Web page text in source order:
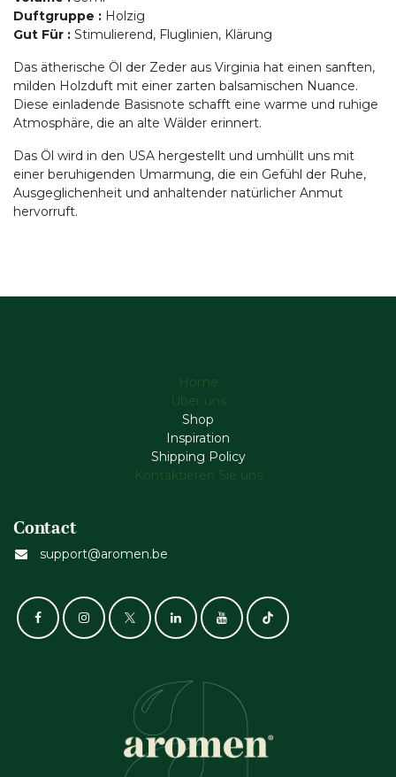
Duftgruppe : Holzig
Gut Für : Stimulierend, Fluglinien, Klärung
Das ätherische Öl der Zeder aus Virginia hat einen sanften,
milden Holzduft mit einer zarten balsamischen Nuance.
Diese einladende Basisnote schafft eine warme und ruhige
Atmosphäre, die an alte Wälder erinnert.
Das Öl wird in den USA hergestellt und umhüllt uns mit
einer beruhigenden Umarmung, die ein Gefühl der Ruhe,
Ausgeglichenheit und anhaltender natürlicher Anmut
hervorruft.
Home
Über uns
Shop
Inspiration
Shipping Policy
Kontaktieren Sie uns
Contact
support@aromen.be